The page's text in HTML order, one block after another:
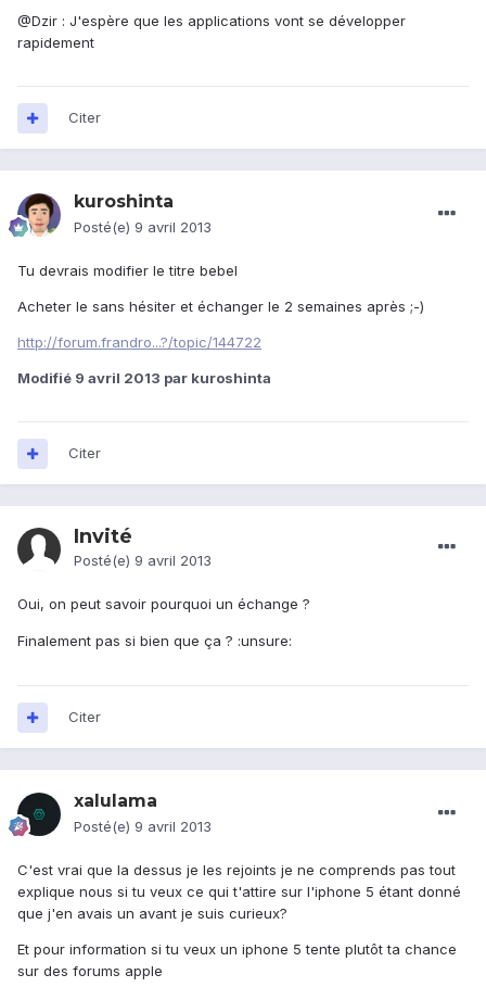
@Dzir : J'espère que les applications vont se développer
rapidement
Citer
kuroshinta
Posté(e) 9 avril 2013
Tu devrais modifier le titre bebel
Acheter le sans hésiter et échanger le 2 semaines après ;-)
http://forum.frandro...?/topic/144722
Modifié 9 avril 2013 par kuroshinta
Citer
Invité
Posté(e) 9 avril 2013
Oui, on peut savoir pourquoi un échange ?
Finalement pas si bien que ça ? :unsure:
Citer
xalulama
Posté(e) 9 avril 2013
C'est vrai que la dessus je les rejoints je ne comprends pas tout
explique nous si tu veux ce qui t'attire sur l'iphone 5 étant donné
que j'en avais un avant je suis curieux?
Et pour information si tu veux un iphone 5 tente plutôt ta chance
sur des forums apple